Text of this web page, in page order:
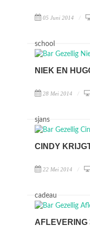
05 Juni 2014
school
NIEK EN
28 Mei 2014
sjans
CINDY
22 Mei 2014
cadeau
AFLEVERING